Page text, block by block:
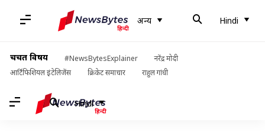
अन्य Hindi
चर्चित विषय #NewsBytesExplainer
नरेंद्र मोदी
आर्टिफिशियल इंटेलिजेंस
क्रिकेट समाचार राहुल गांधी
Hindi